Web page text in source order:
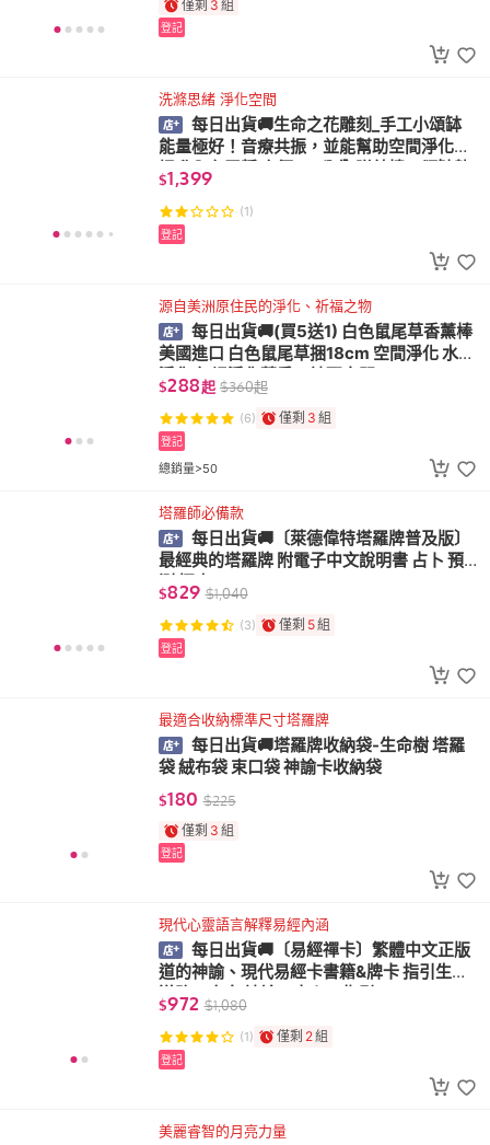
僅剩 3 組
登記
洗滌思緒 淨化空間
每日出貨🚚生命之花雕刻_手工小頌缽
能量極好！音療共振，並能幫助空間淨化，
提升內在平靜 直徑8.5公分 附敲棒、頌缽墊
$1,399
(1)
登記
源自美洲原住民的淨化、祈福之物
每日出貨🚚(買5送1) 白色鼠尾草香薰棒
美國進口 白色鼠尾草捆18cm 空間淨化 水晶
淨化 氣場淨化薰香，神聖空間
$288起 $360起
(6) 僅剩 3 組
總銷量>50
登記
塔羅師必備款
每日出貨🚚〔萊德偉特塔羅牌普及版〕
最經典的塔羅牌 附電子中文說明書 占卜 預
測 探索
$829 $1,040
(3) 僅剩 5組
登記
最適合收納標準尺寸塔羅牌
每日出貨🚚塔羅牌收納袋-生命樹 塔羅
袋 絨布袋 束口袋 神諭卡收納袋
$180 $225
僅剩 3 組
登記
現代心靈語言解釋易經內涵
每日出貨🚚〔易經禪卡〕繁體中文正版
道的神諭、現代易經卡書籍&牌卡 指引生命
道路、方向 神諭、占卜、指引
$972 $1,080
(1) 僅剩 2組
登記
美麗睿智的月亮力量